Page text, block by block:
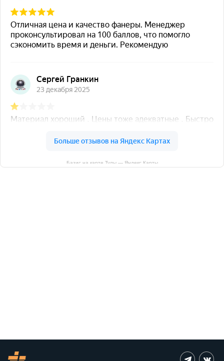
Базис на карте Тулы — Яндекс Карты